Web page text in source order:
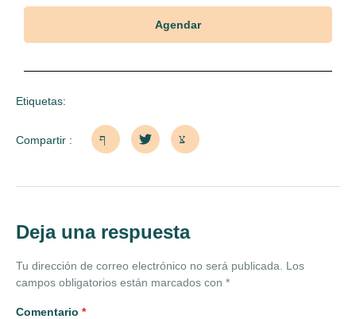
Agendar
Etiquetas:
Compartir :
Deja una respuesta
Tu dirección de correo electrónico no será publicada. Los
campos obligatorios están marcados con *
Comentario *